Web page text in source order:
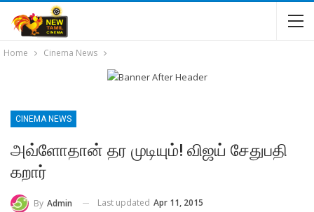
Home Cinema News
CINEMA NEWS
அவ்ளோதான் தர முடியும்! விஜய் சேதுபதி
கறார்
By Admin Last updated Apr 11, 2015